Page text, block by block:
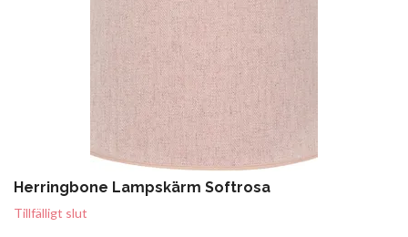
Herringbone Lampskärm Softrosa
Tillfälligt slut